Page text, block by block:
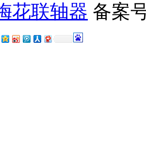
花联轴器 备案